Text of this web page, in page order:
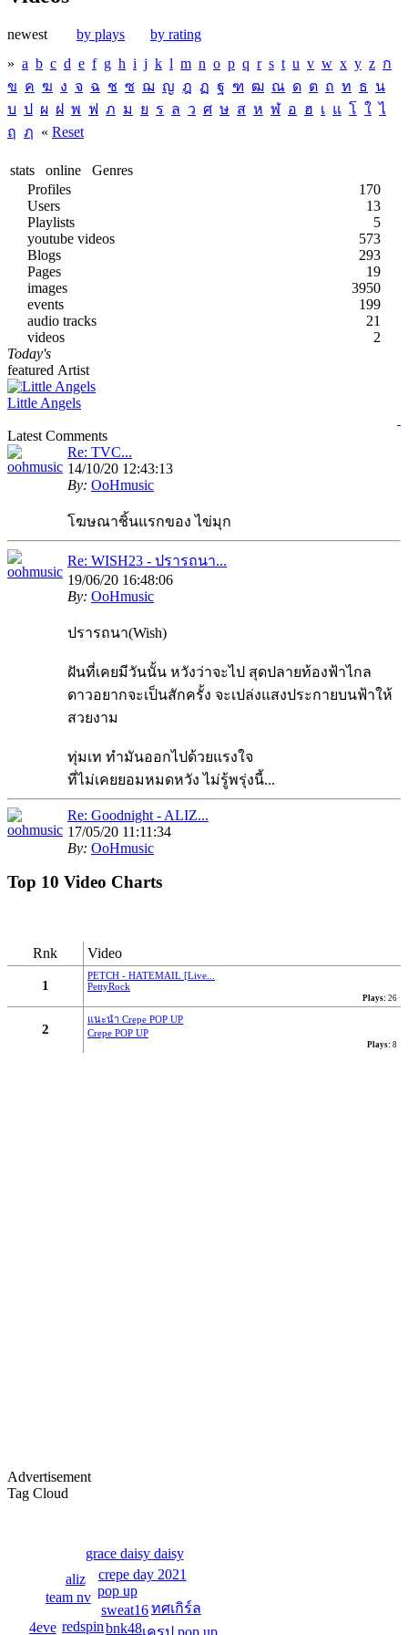
newest by plays
by rating
» a b c d e f g h i j k l m n o p q r s t u v w x y z ก
ข ค ฆ ง จ ฉ ช ซ ฌ ญ ฎ ฏ ฐ ฑ ฒ ณ ด ต ถ ท ธ น
บ ป ผ ฝ พ ฟ ภ ม ย ร ล ว ศ ษ ส ห ฬ อ ฮ เ แ โ ใ ไ
ฤ ฦ « Reset
stats online
Genres
Profiles
170
Users
13
Playlists
5
youtube videos
573
Blogs
293
Pages
19
images
3950
events
199
audio tracks
21
videos
2
Today's
featured Artist
Little Angels
Latest Comments
Re: TVC...
14/10/20 12:43:13
By: OoHmusic
โฆษณาชิ้นแรกของ ไข่มุก
Re: WISH23 - ปรารถนา...
19/06/20 16:48:06
By: OoHmusic
ปรารถนา(Wish)
ฝันที่เคยมีวันนั้น หวังว่าจะไป สุดปลายท้องฟ้าไกล
ดาวอยากจะเป็นสักครั้ง จะเปล่งแสงประกายบนฟ้าให้
สวยงาม
ทุ่มเท ทำมันออกไปด้วยแรงใจ
ที่ไม่เคยยอมหมดหวัง ไม่รู้พรุ่งนี้...
Re: Goodnight - ALIZ...
17/05/20 11:11:34
By: OoHmusic
รีวิว :
Re: ฟ้าหลังฝน - Nine...
07/07/19 21:29:00
OoHmusic
นั่งมองดูฝนที่ไหลลงหน้าต่าง
เธอจะคิดถึงฉันบ้างไหมคนดี
25/11/18 08:21:12
By: OoHmusic
วินาที
คำร้อง/ทำนอง : STANG BNK48 / ครูสุธี นามศิริเลิศ
Top 10 Video Charts
Rnk Video
1
PETCH - HATEMAIL [Live...
PettyRock
Plays: 26
2
แนะนำ Crepe POP UP
Crepe POP UP
Plays: 8
Advertisement
Tag Cloud
bnk48
sweat16
redspin
pop up
crepe day 2021
เครป pop up
ทศเกิร์ล
grace daisy daisy
team nv
4eve
aliz